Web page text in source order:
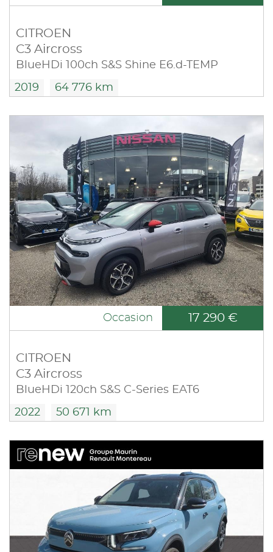
CITROEN
C3 Aircross
BlueHDi 100ch S&S Shine E6.d-TEMP
2019 64 776 km
Occasion 17 290 €
CITROEN
C3 Aircross
BlueHDi 120ch S&S C-Series EAT6
2022 50 671 km